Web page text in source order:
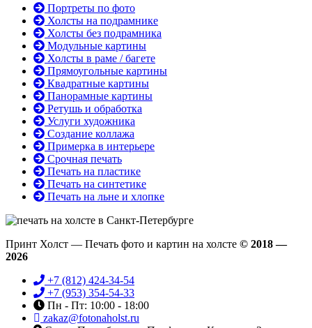
Портреты по фото
Холсты на подрамнике
Холсты без подрамника
Модульные картины
Холсты в раме / багете
Прямоугольные картины
Квадратные картины
Панорамные картины
Ретушь и обработка
Услуги художника
Создание коллажа
Примерка в интерьере
Срочная печать
Печать на пластике
Печать на синтетике
Печать на льне и хлопке
Принт Холст — Печать фото и картин на холсте © 2018 —
2026
+7 (812) 424-34-54
+7 (953) 354-54-33
Пн - Пт: 10:00 - 18:00
zakaz@fotonaholst.ru